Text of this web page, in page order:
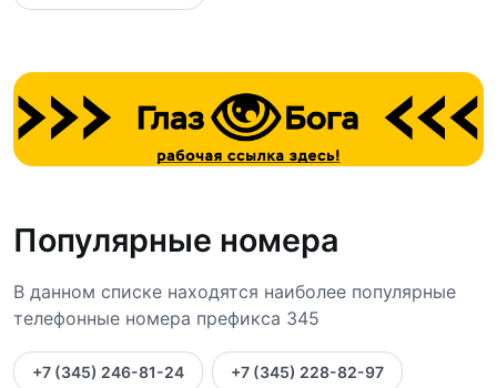
Популярные номера
В данном списке находятся наиболее популярные
телефонные номера префикса 345
+7 (345) 246-81-24 +7 (345) 228-82-97